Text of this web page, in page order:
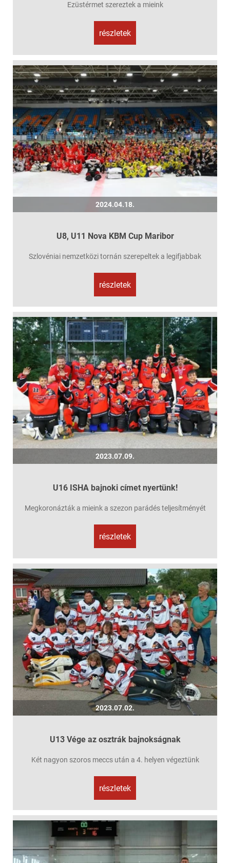
Ezüstérmet szereztek a mieink
részletek
2024.04.18.
U8, U11 Nova KBM Cup Maribor
Szlovéniai nemzetközi tornán szerepeltek a legifjabbak
részletek
2023.07.09.
U16 ISHA bajnoki címet nyertünk!
Megkoronázták a mieink a szezon parádés teljesítményét
részletek
2023.07.02.
U13 Vége az osztrák bajnokságnak
Két nagyon szoros meccs után a 4. helyen végeztünk
részletek